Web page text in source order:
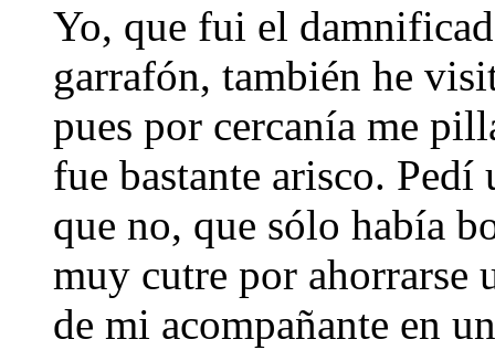
Yo, que fui el
garrafón, también he
pues por cercanía me
fue bastante arisco.
que no, que sólo había
muy cutre por ahorrarse
de mi acompañante en